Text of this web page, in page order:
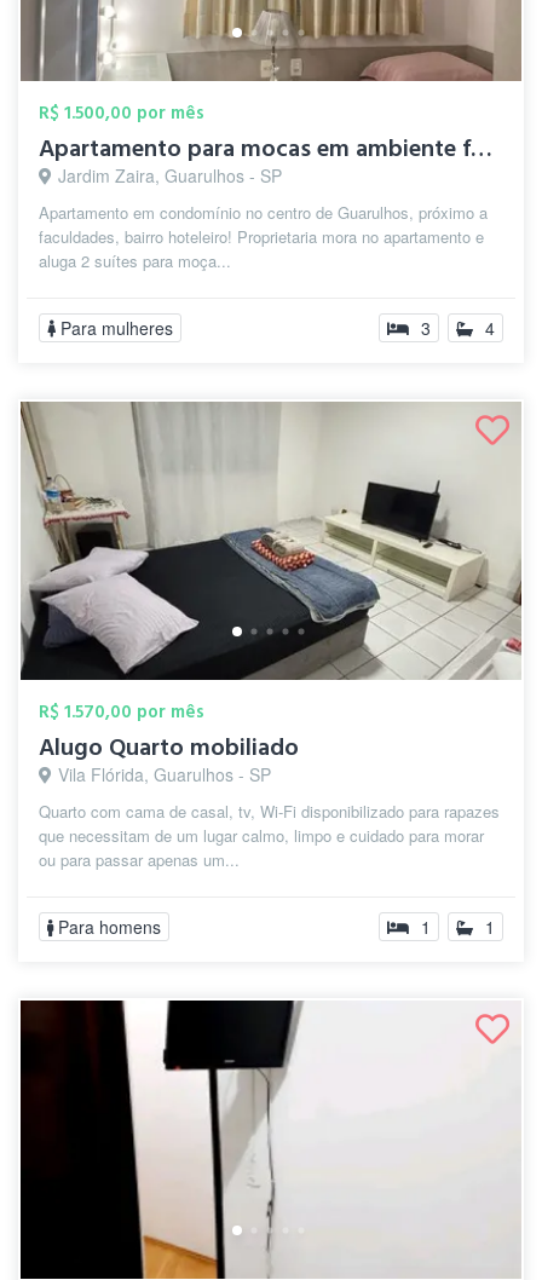
R$ 1.500,00 por mês
Apartamento para mocas em ambiente famil...
Jardim Zaira, Guarulhos - SP
Apartamento em condomínio no centro de Guarulhos, próximo a
faculdades, bairro hoteleiro! Proprietaria mora no apartamento e
aluga 2 suítes para moça...
Para mulheres 3 4
R$ 1.570,00 por mês
Alugo Quarto mobiliado
Vila Flórida, Guarulhos - SP
Quarto com cama de casal, tv, Wi-Fi disponibilizado para rapazes
que necessitam de um lugar calmo, limpo e cuidado para morar
ou para passar apenas um...
Para homens 1 1